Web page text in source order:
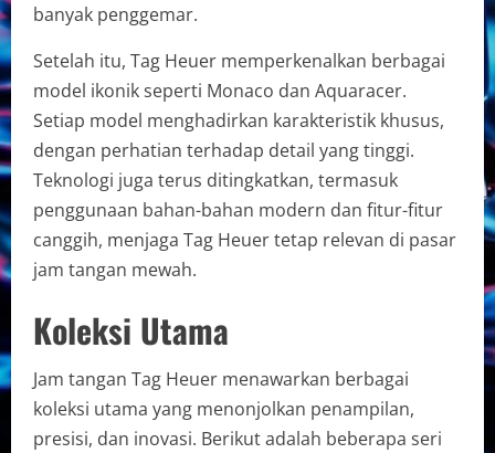
banyak penggemar.
Setelah itu, Tag Heuer memperkenalkan berbagai
model ikonik seperti Monaco dan Aquaracer.
Setiap model menghadirkan karakteristik khusus,
dengan perhatian terhadap detail yang tinggi.
Teknologi juga terus ditingkatkan, termasuk
penggunaan bahan-bahan modern dan fitur-fitur
canggih, menjaga Tag Heuer tetap relevan di pasar
jam tangan mewah.
Koleksi Utama
Jam tangan Tag Heuer menawarkan berbagai
koleksi utama yang menonjolkan penampilan,
presisi, dan inovasi. Berikut adalah beberapa seri